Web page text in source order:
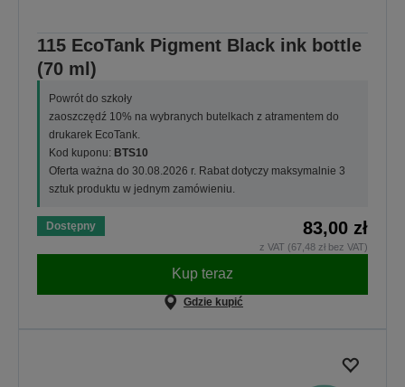
115 EcoTank Pigment Black ink bottle
(70 ml)
Powrót do szkoły
zaoszczędź 10% na wybranych butelkach z atramentem do
drukarek EcoTank.
Kod kuponu: BTS10
Oferta ważna do 30.08.2026 r. Rabat dotyczy maksymalnie 3
sztuk produktu w jednym zamówieniu.
Dostępny 83,00 zł
z VAT (67,48 zł bez VAT)
Kup teraz
Gdzie kupić